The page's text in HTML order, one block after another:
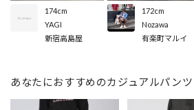
新宿高島屋
YAGI
174cm
有楽町マルイ
Nozawa
172cm
あなたにおすすめのカジュアルパンツ